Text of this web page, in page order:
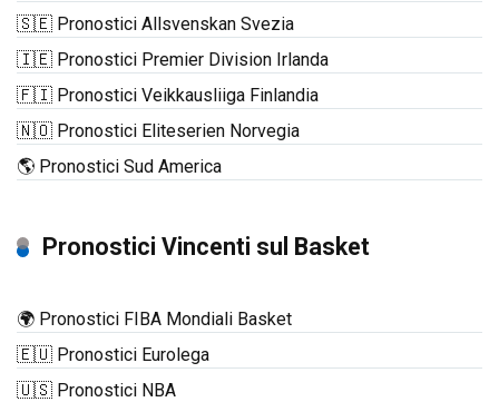
🇸🇪 Pronostici Allsvenskan Svezia
🇮🇪 Pronostici Premier Division Irlanda
🇫🇮 Pronostici Veikkausliiga Finlandia
🇳🇴 Pronostici Eliteserien Norvegia
🌎 Pronostici Sud America
Pronostici Vincenti sul Basket
🌍 Pronostici FIBA Mondiali Basket
🇪🇺 Pronostici Eurolega
🇺🇸 Pronostici NBA